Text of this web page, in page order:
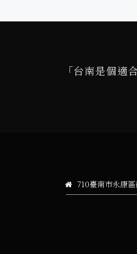
「台南是個適
710臺南市永康